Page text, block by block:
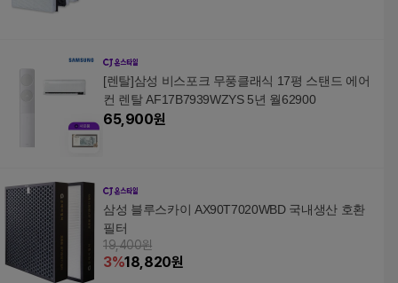
[렌탈]삼성 비스포크 무풍클래식 17평 스탠드 에어
컨 렌탈 AF17B7939WZYS 5년 월62900
65,900원
삼성 블루스카이 AX90T7020WBD 국내생산 호환
필터
19,400원
3%18,820원